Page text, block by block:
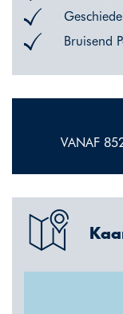
Bruisend
VANAF